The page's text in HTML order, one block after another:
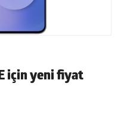
için yeni fiyat